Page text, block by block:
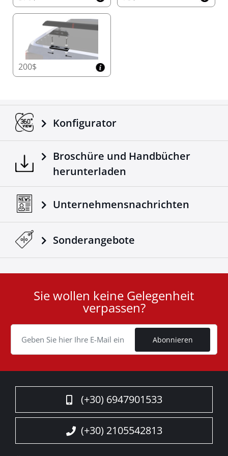
200$
Konfigurator
Broschüre und Handbücher
herunterladen
Unternehmensnachrichten
Sonderangebote
Cookie
Sie wollen keine Gelegenheit
verpassen?
Abonnieren
(+30) 6947901533
(+30) 2105542813